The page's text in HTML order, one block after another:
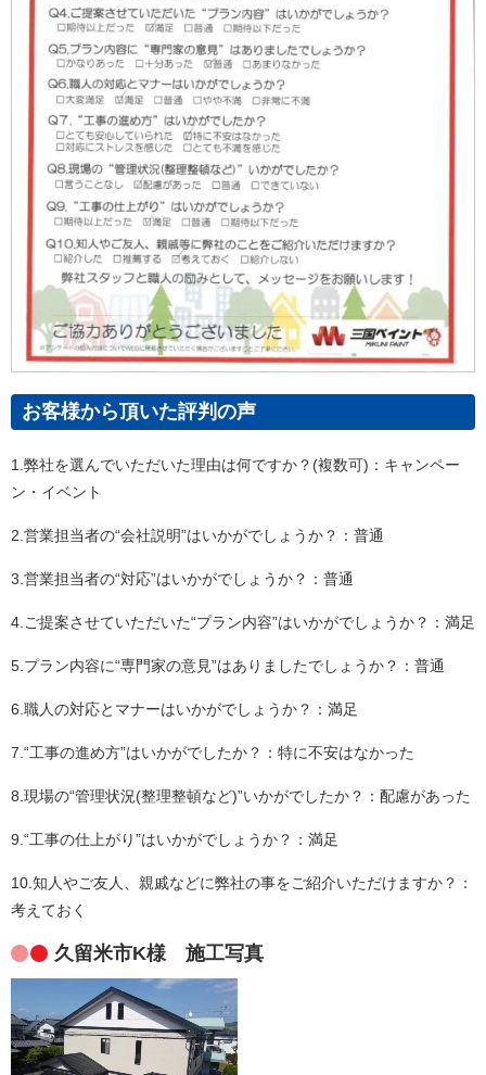
お客様から頂いた評判の声
1.弊社を選んでいただいた理由は何ですか？(複数可)：キャンペー
ン・イベント
2.営業担当者の“会社説明”はいかがでしょうか？：普通
3.営業担当者の“対応”はいかがでしょうか？：普通
4.ご提案させていただいた“プラン内容”はいかがでしょうか？：満足
5.プラン内容に“専門家の意見”はありましたでしょうか？：普通
6.職人の対応とマナーはいかがでしょうか？：満足
7.“工事の進め方”はいかがでしたか？：特に不安はなかった
8.現場の“管理状況(整理整頓など)”いかがでしたか？：配慮があった
9.“工事の仕上がり”はいかがでしょうか？：満足
10.知人やご友人、親戚などに弊社の事をご紹介いただけますか？：
考えておく
久留米市K様 施工写真